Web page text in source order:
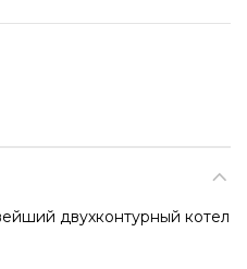
двухконтурный котел